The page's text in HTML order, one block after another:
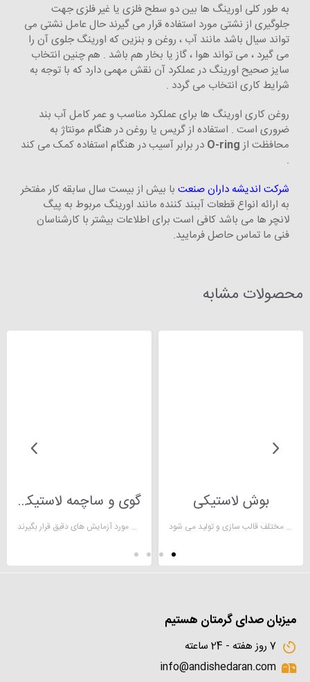
به طور کلی اورینگ ها بین دو سطح فلزی یا غیر فلزی جهت
جلوگیری از نشتی مورد استفاده قرار می ‌گیرند حال عامل نشتی می
‌تواند سیال باشد مانند آب ، روغن و بنزین که اورینگ جلوی آن را
می‌ گیرد ، می‌ تواند هوا ، گاز یا بخار هم باشد . هم چنین انتخاب
سایز صحیح اورینگ در عملکرد آن نقش مهمی دارد که با توجه به
شرایط کاری انتخاب می‌ گردد .
روغن کاری اورینگ ها برای عملکرد مناسب و عمر کامل آب بند
ضروری است . استفاده از گریس یا روغن در هنگام مونتاژ به
محافظت ازO-ring در برابر آسیب در هنگام استفاده کمک می کند
.
شرکت اندیشه داران صنعت با بیش از بیست سال سابقه کار مفتخر
به ارائه انواع قطعات آببند کننده مانند اورینگ مربوط به پیگ
لانچر ها می باشد کافی است برای اطلاعات بیشتر با کارشناسان
فنی ما تماس حاصل فرمایید.
محصولات مشابه
بوش لاستیکی
بوش لاستیکی: به نوعی استوانه لاستیکی گفته می شود که یا به صورت بوش پلی یورتان و یا به صورت بوش لاستیکی ضد سایش در ابعاد مختلف قالب سازی و تولید می شود.
گوی و ساچمه لاستیکی
گوی لاستیکی در پمپ های دیافراگمی شیرهای اطمینان نقش آببندی را ایفا میکند.با توجه به اهمیت این گوی های لاستیکی در صنعت، باید از نظر وزن چگالی، نوع متریال استفاده شده و کروی بودن آن مورد آزمایش های دقیق قرار بگیرند.
میزبان صدای گرمتان هستیم
7 روز هفته - 24 ساعته
info@andishedaran.com